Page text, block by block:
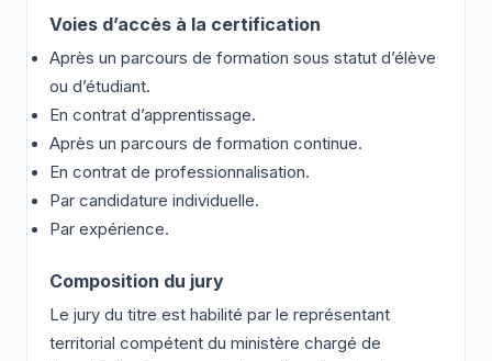
Voies d’accès à la certification
Après un parcours de formation sous statut d’élève
ou d’étudiant.
En contrat d’apprentissage.
Après un parcours de formation continue.
En contrat de professionnalisation.
Par candidature individuelle.
Par expérience.
Composition du jury
Le jury du titre est habilité par le représentant
territorial compétent du ministère chargé de